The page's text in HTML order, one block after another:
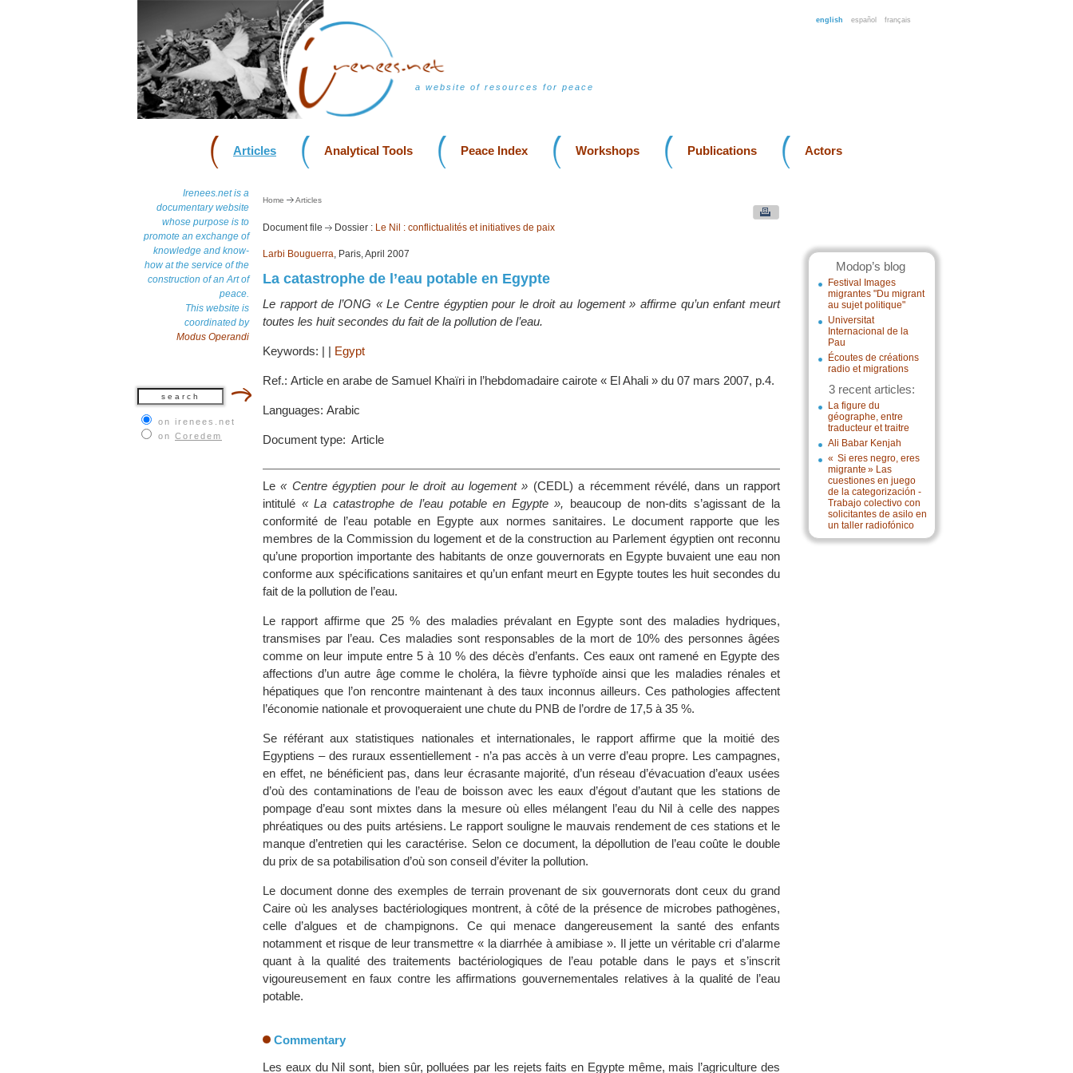
english español français
a website of resources for peace
Articles Analytical Tools Peace Index Workshops Publications Actors
Irenees.net is a
documentary website
whose purpose is to
promote an exchange of
knowledge and know-
how at the service of the
construction of an Art of
peace.
This website is
coordinated by
Modus Operandi
on irenees.net
on Coredem
Modop’s blog
Festival Images
migrantes "Du migrant
au sujet politique"
Universitat
Internacional de la
Pau
Écoutes de créations
radio et migrations
3 recent articles:
La figure du
géographe, entre
traducteur et traitre
Ali Babar Kenjah
« Si eres negro, eres
migrante » Las
cuestiones en juego
de la categorización -
Trabajo colectivo con
solicitantes de asilo en
un taller radiofónico
Home Articles
Document file Dossier : Le Nil : conflictualités et initiatives de paix
Larbi Bouguerra, Paris, April 2007
La catastrophe de l’eau potable en Egypte
Le rapport de l’ONG « Le Centre égyptien pour le droit au logement » affirme qu’un enfant meurt
toutes les huit secondes du fait de la pollution de l’eau.
Keywords: | | Egypt
Ref.: Article en arabe de Samuel Khaïri in l’hebdomadaire cairote « El Ahali » du 07 mars 2007, p.4.
Languages: Arabic
Document type: Article
Le« Centre égyptien pour le droit au logement » (CEDL) a récemment révélé, dans un rapport
intitulé « La catastrophe de l’eau potable en Egypte », beaucoup de non-dits s’agissant de la
conformité de l’eau potable en Egypte aux normes sanitaires. Le document rapporte que les
membres de la Commission du logement et de la construction au Parlement égyptien ont reconnu
qu’une proportion importante des habitants de onze gouvernorats en Egypte buvaient une eau non
conforme aux spécifications sanitaires et qu’un enfant meurt en Egypte toutes les huit secondes du
fait de la pollution de l’eau.
Le rapport affirme que 25 % des maladies prévalant en Egypte sont des maladies hydriques,
transmises par l’eau. Ces maladies sont responsables de la mort de 10% des personnes âgées
comme on leur impute entre 5 à 10 % des décès d’enfants. Ces eaux ont ramené en Egypte des
affections d’un autre âge comme le choléra, la fièvre typhoïde ainsi que les maladies rénales et
hépatiques que l’on rencontre maintenant à des taux inconnus ailleurs. Ces pathologies affectent
l’économie nationale et provoqueraient une chute du PNB de l’ordre de 17,5 à 35 %.
Se référant aux statistiques nationales et internationales, le rapport affirme que la moitié des
Egyptiens – des ruraux essentiellement - n’a pas accès à un verre d’eau propre. Les campagnes,
en effet, ne bénéficient pas, dans leur écrasante majorité, d’un réseau d’évacuation d’eaux usées
d’où des contaminations de l’eau de boisson avec les eaux d’égout d’autant que les stations de
pompage d’eau sont mixtes dans la mesure où elles mélangent l’eau du Nil à celle des nappes
phréatiques ou des puits artésiens. Le rapport souligne le mauvais rendement de ces stations et le
manque d’entretien qui les caractérise. Selon ce document, la dépollution de l’eau coûte le double
du prix de sa potabilisation d’où son conseil d’éviter la pollution.
Le document donne des exemples de terrain provenant de six gouvernorats dont ceux du grand
Caire où les analyses bactériologiques montrent, à côté de la présence de microbes pathogènes,
celle d’algues et de champignons. Ce qui menace dangereusement la santé des enfants
notamment et risque de leur transmettre « la diarrhée à amibiase ». Il jette un véritable cri d’alarme
quant à la qualité des traitements bactériologiques de l’eau potable dans le pays et s’inscrit
vigoureusement en faux contre les affirmations gouvernementales relatives à la qualité de l’eau
potable.
Commentary
Les eaux du Nil sont, bien sûr, polluées par les rejets faits en Egypte même, mais l’agriculture des